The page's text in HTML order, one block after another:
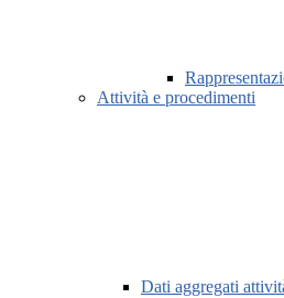
Attività e procedimenti
Dati aggregati